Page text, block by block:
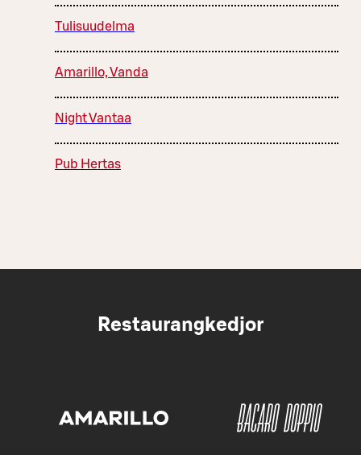
Tulisuudelma
Amarillo, Vanda
Night Vantaa
Pub Hertas
Restaurangkedjor